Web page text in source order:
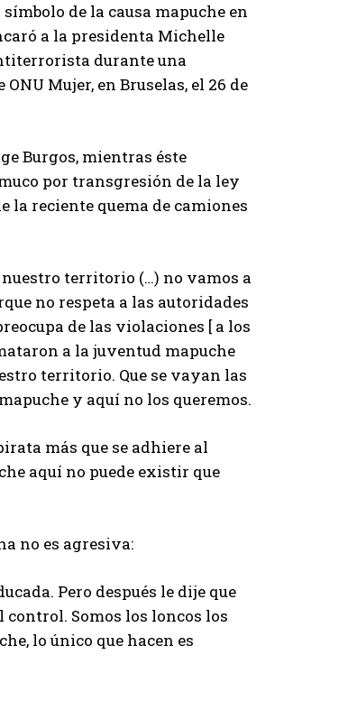
de la causa mapuche en
a la presidenta Michelle
durante una
Mujer, en Bruselas, el 26 de
Burgos, mientras éste
por transgresión de la ley
la reciente quema de camiones
nuestro territorio (…) no vamos a
no respeta a las autoridades
de las violaciones [ a los
a la juventud mapuche
territorio. Que se vayan las
y aquí no los queremos.
más que se adhiere al
aquí no puede existir que
no es agresiva:
Pero después le dije que
Somos los loncos los
lo único que hacen es